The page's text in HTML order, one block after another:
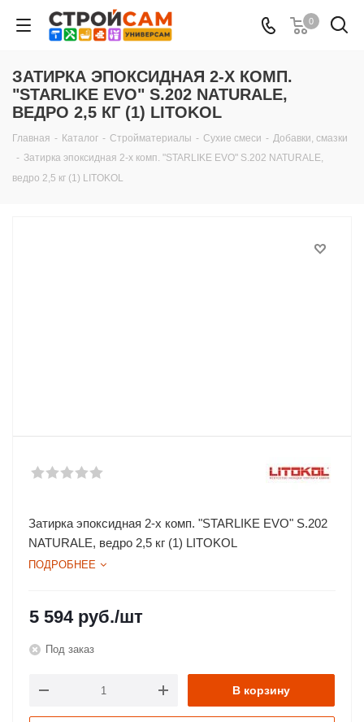
0
ЗАТИРКА ЭПОКСИДНАЯ 2-Х КОМП.
"STARLIKE EVO" S.202 NATURALE,
ВЕДРО 2,5 КГ (1) LITOKOL
Главная - Каталог - Стройматериалы - Сухие смеси - Добавки, смазки
- Затирка эпоксидная 2-х комп. "STARLIKE EVO" S.202 NATURALE,
ведро 2,5 кг (1) LITOKOL
Затирка эпоксидная 2-х комп. "STARLIKE EVO" S.202
NATURALE, ведро 2,5 кг (1) LITOKOL
ПОДРОБНЕЕ
5 594руб./шт
Под заказ
В корзину